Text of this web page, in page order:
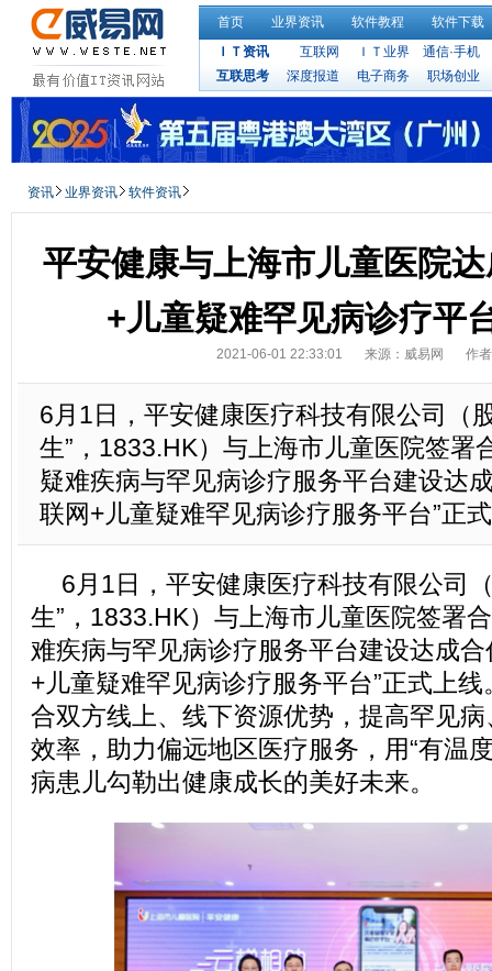
首页 业界资讯 软件教程
软件下载
ＩＴ资讯
互联网 ＩＴ业界
通信·手机
互联思考
深度报道 电子商务 职场创业
资讯 业界资讯 软件资讯
平安健康与上海市儿童医院
+儿童疑难罕见病诊疗平
2021-06-01 22:33:01 来源：威易网 作
6月1日，平安健康医疗科技有限公司（
生”，1833.HK）与上海市儿童医院签署
疑难疾病与罕见病诊疗服务平台建设达
联网+儿童疑难罕见病诊疗服务平台”正
6月1日，平安健康医疗科技有限公司
生”，1833.HK）与上海市儿童医院签署
难疾病与罕见病诊疗服务平台建设达成
+儿童疑难罕见病诊疗服务平台”正式上
合双方线上、线下资源优势，提高罕见
效率，助力偏远地区医疗服务，用“有温
病患儿勾勒出健康成长的美好未来。